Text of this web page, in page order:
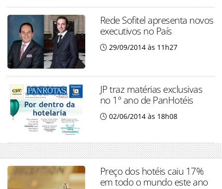
Rede Sofitel apresenta novos
executivos no País
29/09/2014 às 11h27
JP traz matérias exclusivas
no 1º ano de PanHotéis
02/06/2014 às 18h08
Preço dos hotéis caiu 17%
em todo o mundo este ano